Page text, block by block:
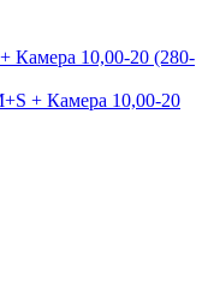
+ Камера 10,00-20